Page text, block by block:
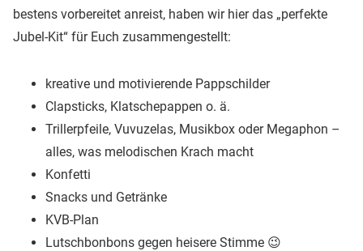
bestens vorbereitet anreist, haben wir hier das „perfekte
Jubel-Kit“ für Euch zusammengestellt:
kreative und motivierende Pappschilder
Clapsticks, Klatschepappen o. ä.
Trillerpfeile, Vuvuzelas, Musikbox oder Megaphon –
alles, was melodischen Krach macht
Konfetti
Snacks und Getränke
KVB-Plan
Lutschbonbons gegen heisere Stimme 😉